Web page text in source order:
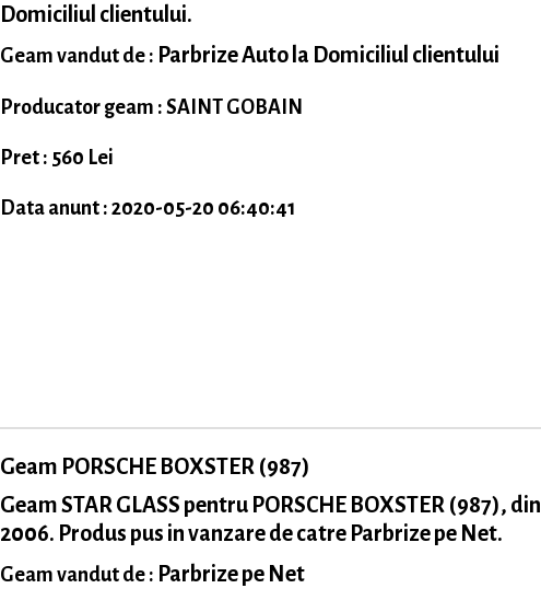
Domiciliul clientului.
Geam vandut de : Parbrize Auto la Domiciliul clientului
Producator geam : SAINT GOBAIN
Pret : 560 Lei
Data anunt : 2020-05-20 06:40:41
Geam PORSCHE BOXSTER (987)
Geam STAR GLASS pentru PORSCHE BOXSTER (987), din
2006. Produs pus in vanzare de catre Parbrize pe Net.
Geam vandut de : Parbrize pe Net